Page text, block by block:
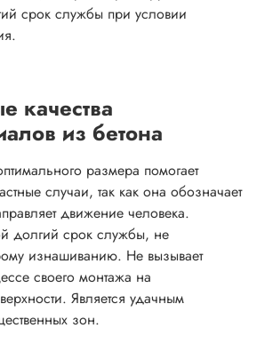
срок службы при условии
качества
из бетона
размера помогает
случаи, так как она обозначает
движение человека.
долгий срок службы, не
изнашиванию. Не вызывает
своего монтажа на
Является удачным
зон.